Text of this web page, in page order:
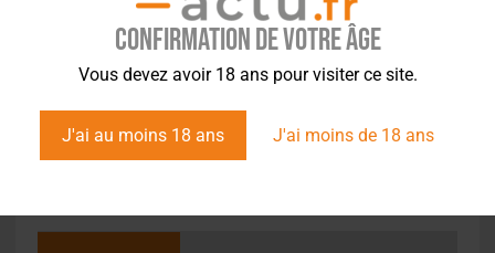
Confirmation de votre âge
Vous devez avoir 18 ans pour visiter ce site.
J'ai au moins 18 ans J'ai moins de 18 ans